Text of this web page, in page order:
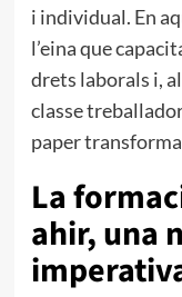
i individual. En
l’eina que
drets laborals i,
classe
paper
La
ahir, una